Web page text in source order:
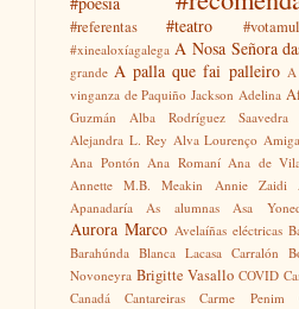
#referentas #teatro
#xinealoxíagalega A Nosa Señora
grande A palla que fai palleiro
vinganza de Paquiño Jackson Adelina
Guzmán
Alba Rodríguez Saavedra
Alejandra L. Rey Alva Lourenço
Ana Pontón Ana Romaní Ana de
Annette M.B. Meakin
Annie Zaidi
Apanadaría As alumnas Asa
Aurora Marco Avelaíñas eléctricas
Barahúnda Blanca Lacasa Carralón
Novoneyra Brigitte Vasallo COVID
Canadá
Cantareiras Carme Penim